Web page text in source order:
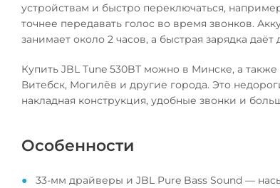
устройствам и быстро переключаться,
точнее передавать голос во время звонков.
занимает около 2 часов, а быстрая зарядка
Купить JBL Tune 530BT можно в Минске, а
Витебск, Могилёв и другие города. Это
накладная конструкция, удобные звонки и
Особенности
33-мм драйверы и JBL Pure Bass Sound —